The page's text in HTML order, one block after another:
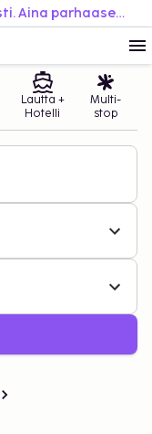
Varaa helposti. Matkusta joustavasti. Aina parhaaseen hintaan.
Lautta +
Hotelli
Multi-
stop